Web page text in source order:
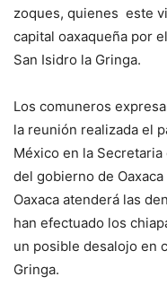
zoques, quienes este
capital oaxaqueña por
San Isidro la Gringa.
Los comuneros
la reunión realizada el
México en la
del gobierno de
Oaxaca atenderá las
han efectuado los
un posible desalojo en
Gringa.